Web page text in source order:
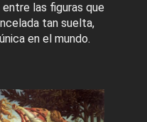
las figuras que
tan suelta,
en el mundo.